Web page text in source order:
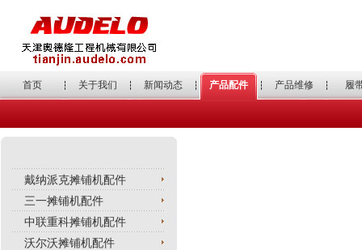
首页 关于我们 新闻动态 产品配件 产品维修 履
戴纳派克摊铺机配件
三一摊铺机配件
中联重科摊铺机配件
沃尔沃摊铺机配件